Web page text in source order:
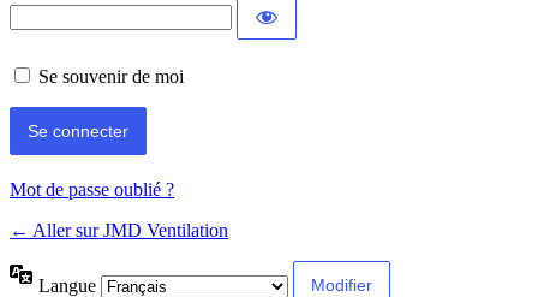
Se souvenir de moi
Mot de passe oublié ?
← Aller sur JMD Ventilation
Langue